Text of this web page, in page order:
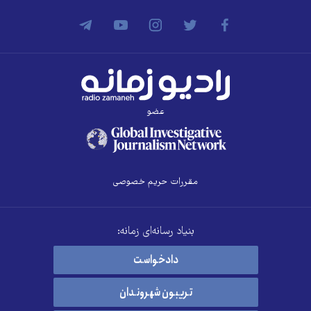
عضو
مقررات حریم خصوصی
بنیاد رسانه‌ای زمانه:
دادخواست
تریبون شهروندان